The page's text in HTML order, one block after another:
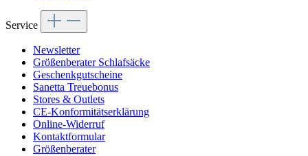
Service
Newsletter
Größenberater Schlafsäcke
Geschenkgutscheine
Sanetta Treuebonus
Stores & Outlets
CE-Konformitätserklärung
Online-Widerruf
Kontaktformular
Größenberater